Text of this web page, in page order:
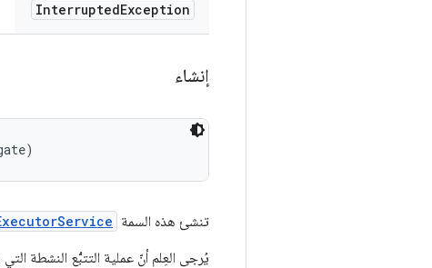
InterruptedException
إنشاء
تنشئ هذه السمة